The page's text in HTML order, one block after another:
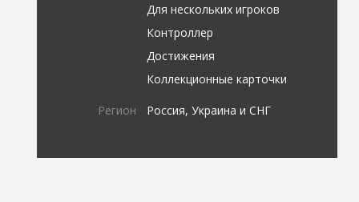
Для нескольких игроков
Контроллер
Достижения
Коллекционные карточки
Регион Россия, Украина и СНГ